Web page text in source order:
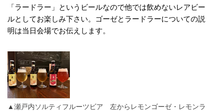
「ラードラー」というビールなので他では飲めないレアビー
ルとしてお楽しみ下さい。ゴーゼとラードラーについての説
明は当日会場でお伝えします。
▲瀬戸内ソルティフルーツビア 左からレモンゴーゼ・レモンラ